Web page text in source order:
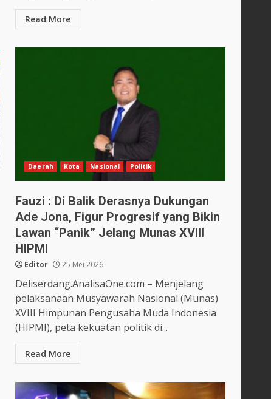
Read More
Daerah Kota Nasional Politik
Fauzi : Di Balik Derasnya Dukungan
Ade Jona, Figur Progresif yang Bikin
Lawan “Panik” Jelang Munas XVIII
HIPMI
Editor 25 Mei 2026
Deliserdang.AnalisaOne.com – Menjelang
pelaksanaan Musyawarah Nasional (Munas)
XVIII Himpunan Pengusaha Muda Indonesia
(HIPMI), peta kekuatan politik di...
Read More